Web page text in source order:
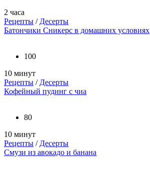
2 часа
Рецепты / Десерты
Батончики Сникерс в домашних условиях
100
10 минут
Рецепты / Десерты
Кофейный пудинг с чиа
80
10 минут
Рецепты / Десерты
Смузи из авокадо и банана